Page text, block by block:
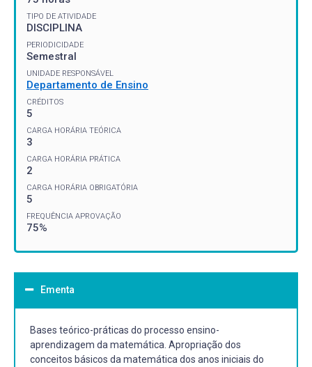
TIPO DE ATIVIDADE
DISCIPLINA
PERIODICIDADE
Semestral
UNIDADE RESPONSÁVEL
Departamento de Ensino
CRÉDITOS
5
CARGA HORÁRIA TEÓRICA
3
CARGA HORÁRIA PRÁTICA
2
CARGA HORÁRIA OBRIGATÓRIA
5
FREQUÊNCIA APROVAÇÃO
75%
Ementa
Bases teórico-práticas do processo ensino-
aprendizagem da matemática. Apropriação dos
conceitos básicos da matemática dos anos iniciais do